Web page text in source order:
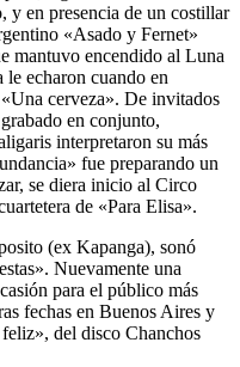
y en presencia de un costillar
«Asado y Fernet»
mantuvo encendido al Luna
echaron cuando en
cerveza». De invitados
en conjunto,
interpretaron su más
fue preparando un
se diera inicio al Circo
de «Para Elisa».
(ex Kapanga), sonó
Nuevamente una
para el público más
fechas en Buenos Aires y
del disco Chanchos